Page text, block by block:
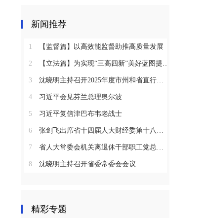
新闻推荐
1 【监督篇】以高效能监督助推高质量发展
2 【立法篇】为实现“三高四新”美好蓝图提供坚实法治保障
3 沈晓明主持召开2025年度市州和省直行业系统党（工）委书记抓基层党建工作述职评议会议
4 习近平会见芬兰总理奥尔波
5 习近平复信津巴布韦老战士
6 张剑飞出席省十四届人大财经委第十八次全体会议
7 省人大常委会机关离退休干部职工党总支召开2025年度总结表彰大会
8 沈晓明主持召开省委常委会会议
精彩专题